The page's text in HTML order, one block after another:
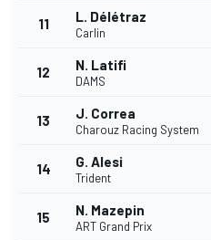
11 L. Délétraz
Carlin
12 N. Latifi
DAMS
13 J. Correa
Charouz Racing System
14 G. Alesi
Trident
15 N. Mazepin
ART Grand Prix